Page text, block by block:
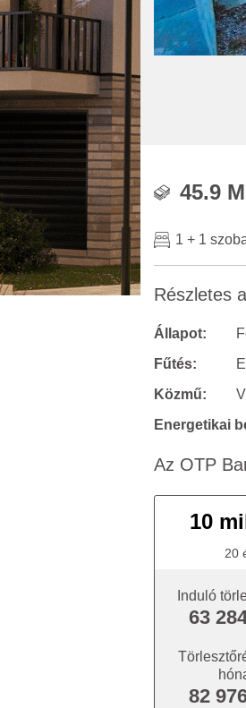
45.9
1 + 1
Részletes
Állapot:
Fűtés:
Közmű:
Energetikai
Az OTP
10
20
Induló
63
82